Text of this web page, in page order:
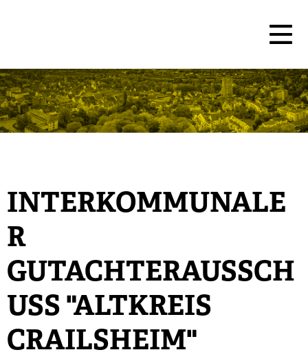
INTERKOMMUNALE
R
GUTACHTERAUSSCH
USS "ALTKREIS
CRAILSHEIM"